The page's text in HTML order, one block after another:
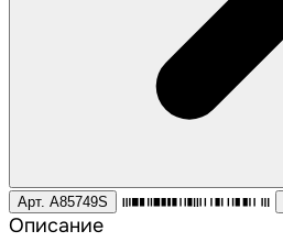
Арт. A85749S
Описание